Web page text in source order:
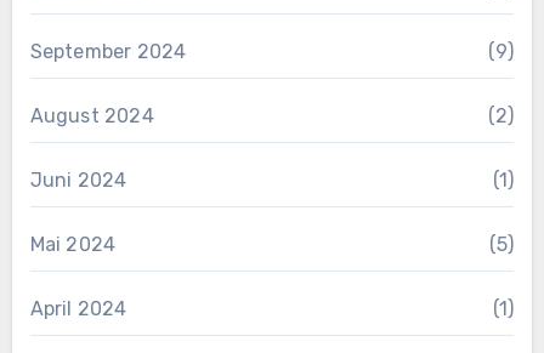
September 2024 (9)
August 2024 (2)
Juni 2024 (1)
Mai 2024 (5)
April 2024 (1)